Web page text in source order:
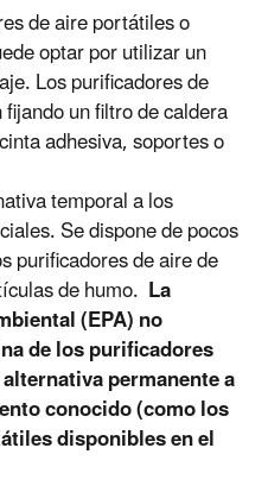
de aire portátiles o
optar por utilizar un
Los purificadores de
un filtro de caldera
adhesiva, soportes o
temporal a los
Se dispone de pocos
purificadores de aire de
de humo. La
(EPA) no
de los purificadores
permanente a
conocido (como los
disponibles en el